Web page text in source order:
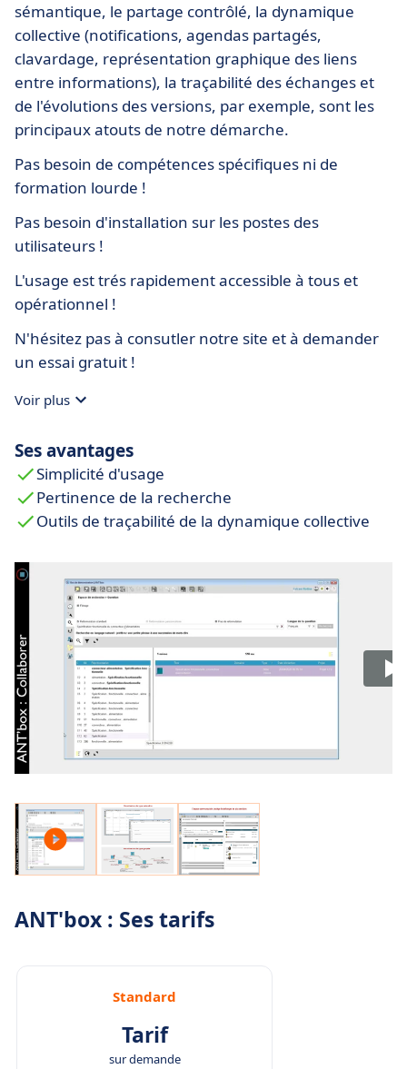
sémantique, le partage contrôlé, la dynamique
collective (notifications, agendas partagés,
clavardage, représentation graphique des liens
entre informations), la traçabilité des échanges et
de l'évolutions des versions, par exemple, sont les
principaux atouts de notre démarche.
Pas besoin de compétences spécifiques ni de
formation lourde !
Pas besoin d'installation sur les postes des
utilisateurs !
L'usage est trés rapidement accessible à tous et
opérationnel !
N'hésitez pas à consutler notre site et à demander
un essai gratuit !
Voir plus
Ses avantages
Simplicité d'usage
Pertinence de la recherche
Outils de traçabilité de la dynamique collective
ANT'box : Ses tarifs
Standard
Tarif
sur demande